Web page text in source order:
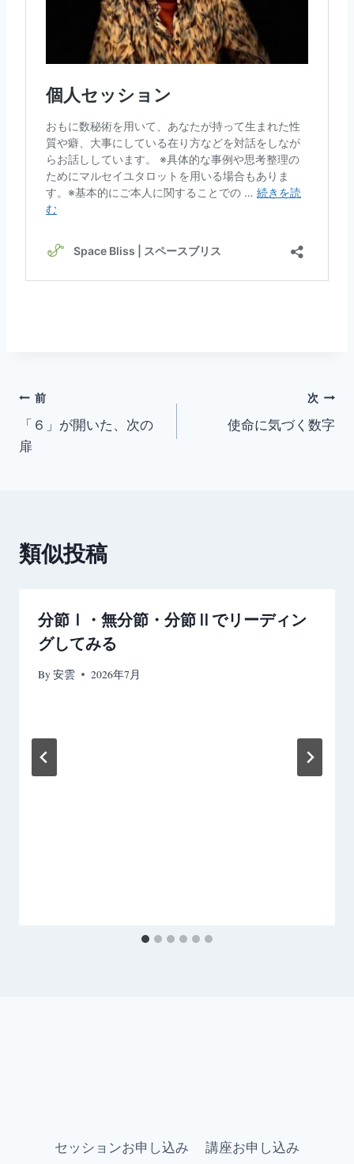
投
稿
ゲ
ー
ョ
ン
前
「６」が開いた、次の
扉
次
使命に気づく数字
類似投稿
分節Ⅰ・無分節・分節Ⅱでリーディン
グしてみる
By安雲 2026年7月
セッションお申し込み 講座お申し込み